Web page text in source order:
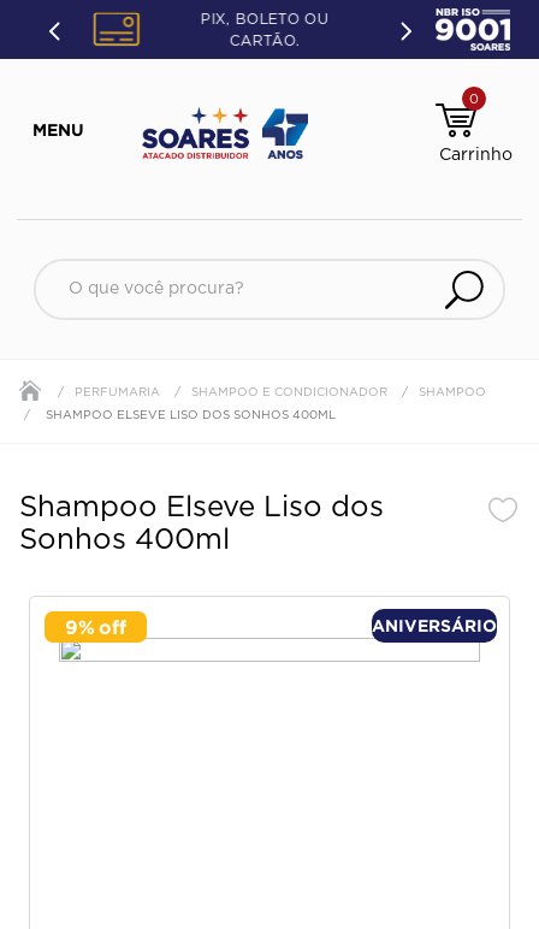
PIX, BOLETO OU
CARTÃO.
0
O que você procura?
PERFUMARIA SHAMPOO E CONDICIONADOR
SHAMPOO
SHAMPOO ELSEVE LISO DOS SONHOS 400ML
Shampoo Elseve Liso dos
Sonhos 400ml
ANIVERSÁRIO
9%